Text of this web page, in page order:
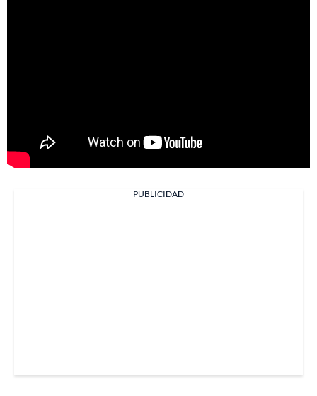
PUBLICIDAD